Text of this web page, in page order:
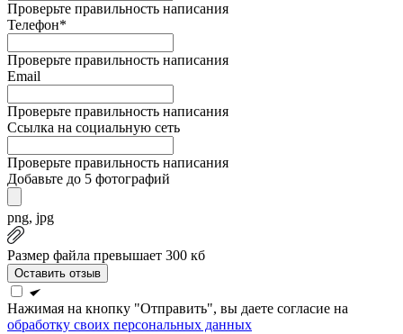
Проверьте правильность написания
Телефон*
Проверьте правильность написания
Email
Проверьте правильность написания
Ссылка на социальную сеть
Проверьте правильность написания
Добавьте до 5 фотографий
png, jpg
Размер файла превышает 300 кб
Оставить отзыв
Нажимая на кнопку "Отправить", вы даете согласие на
обработку своих персональных данных